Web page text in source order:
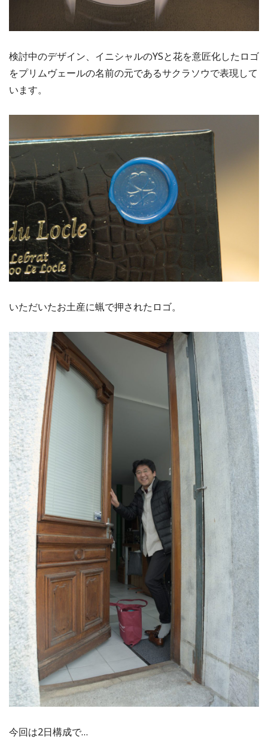
検討中のデザイン、イニシャルのYSと花を意匠化したロゴ
をプリムヴェールの名前の元であるサクラソウで表現して
います。
いただいたお土産に蝋で押されたロゴ。
今回は2日構成で…